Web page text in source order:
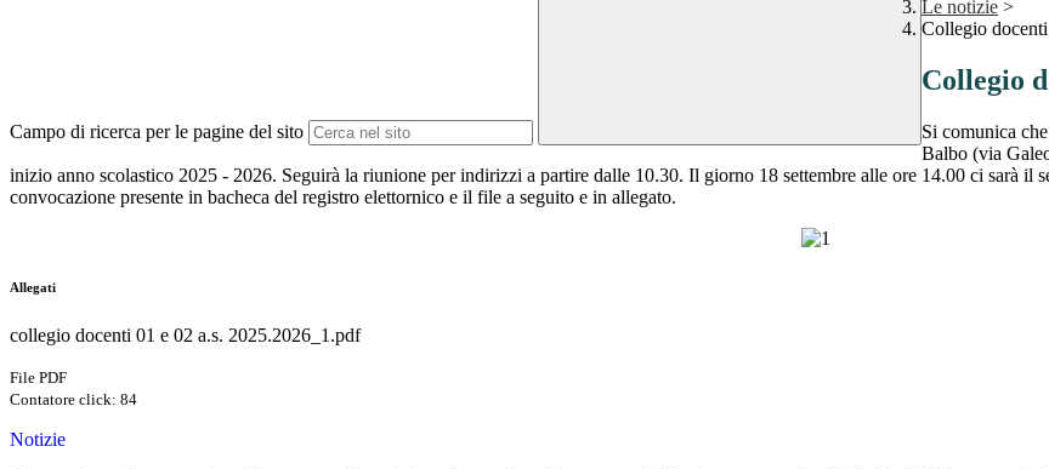
Campo di ricerca per le pagine del sito
Le notizie >
Collegio
Collegio
Si comunica
Balbo (via
inizio anno scolastico 2025 - 2026. Seguirà la riunione per indirizzi a partire dalle 10.30. Il giorno 18 settembre alle ore 14.00 ci sarà il
convocazione presente in bacheca del registro elettornico e il file a seguito e in allegato.
Allegati
collegio docenti 01 e 02 a.s. 2025.2026_1.pdf
File PDF
Contatore click: 84
Notizie